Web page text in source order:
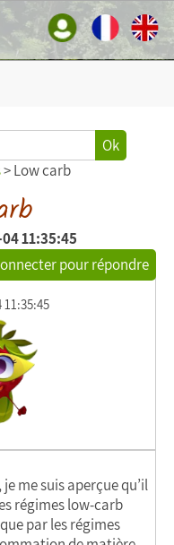
Ok
> Low carb
11:35:45
pour répondre
11:35:45
me suis aperçue qu’il
régimes low-carb
par les régimes